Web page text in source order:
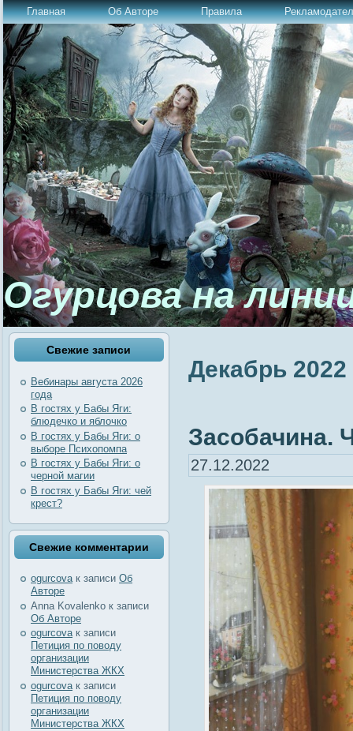
Главная Об Авторе Правила
Огурцова на
Свежие записи
Вебинары августа 2026
года
В гостях у Бабы Яги:
блюдечко и яблочко
В гостях у Бабы Яги: о
выборе Психопомпа
В гостях у Бабы Яги: о
черной магии
В гостях у Бабы Яги: чей
крест?
Свежие комментарии
ogurcovaк записи Об
Авторе
Anna Kovalenko к записи
Об Авторе
ogurcovaк записи
Петиция по поводу
организации
Министерства ЖКХ
ogurcova к записи
Петиция по поводу
организации
Министерства ЖКХ
Декабрь 2022
Засобачина.
27.12.2022